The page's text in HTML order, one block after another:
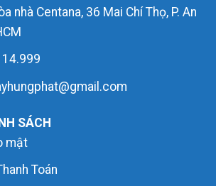
nhà Centana, 36 Mai Chí Thọ, P. An
SÁCH
mật
Toán